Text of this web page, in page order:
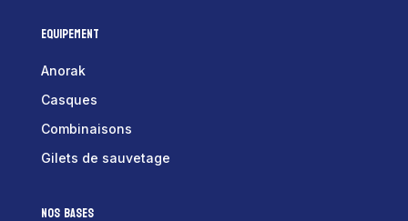
Equipement
Anorak
Casques
Combinaisons
Gilets de sauvetage
Nos bases